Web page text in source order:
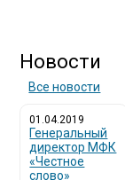
Новости
Все новости
01.04.2019
Генеральный
директор МФК
«Честное
слово»